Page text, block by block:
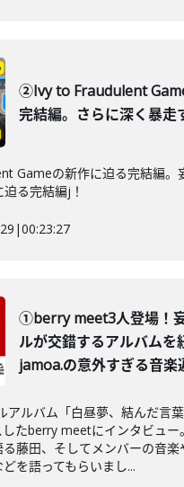
②Ivy to Fraudulent
完結編。さらに深く暴走
Gameの新作に迫る完結編。
る完結編j！
|00:23:27
①berry meet3人登場！
ルが交錯するアルバムを
jamoa.の意外すぎる音楽
アルバム「白昼夢、結んだ言
したberry meetにインタビュー
藤田、そしてメンバーの音楽
を語ってもらいまし...